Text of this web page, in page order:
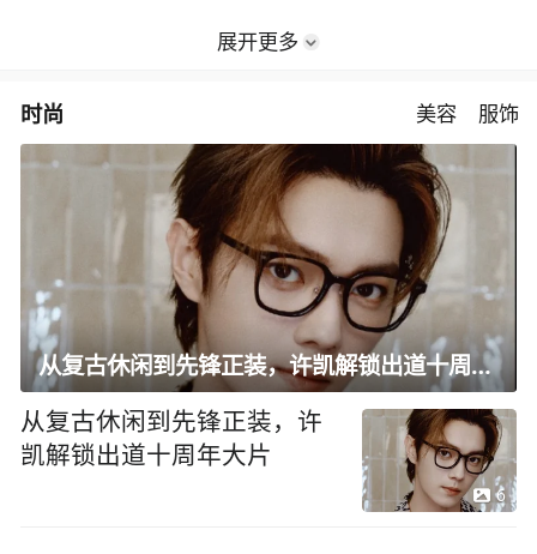
展开更多
时尚 美容 服饰
从复古休闲到先锋正装，许凯解锁出道十周年大片
从复古休闲到先锋正装，许
凯解锁出道十周年大片
6